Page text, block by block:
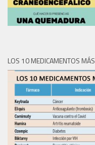
LOS 10 MEDICAMENTOS